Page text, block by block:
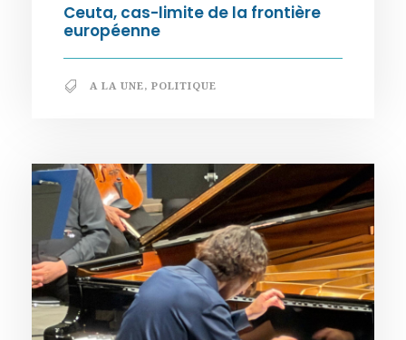
Ceuta, cas-limite de la frontière
européenne
A LA UNE, POLITIQUE